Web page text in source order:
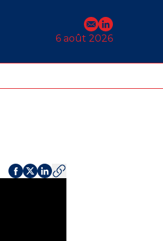
E-mail
Profil
6 août 2026